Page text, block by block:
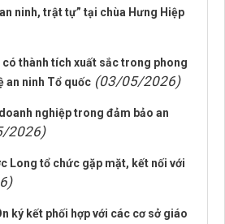
ninh, trật tự” tại chùa Hưng Hiệp
thành tích xuất sắc trong phong
an ninh Tổ quốc (03/05/2026)
nghiệp trong đảm bảo an
2026)
Long tổ chức gặp mặt, kết nối với
ký kết phối hợp với các cơ sở giáo